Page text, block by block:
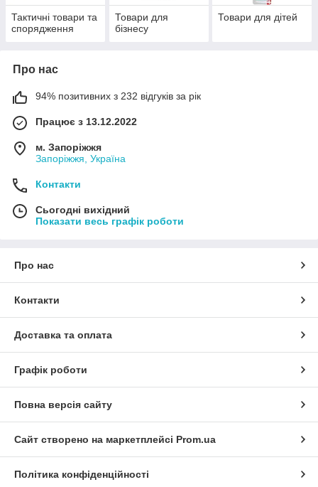
Тактичні товари та
спорядження
Товари для
бізнесу
Товари для дітей
Про нас
94% позитивних з 232 відгуків за рік
Працює з 13.12.2022
м. Запоріжжя
Запоріжжя, Україна
Контакти
Сьогодні вихідний
Показати весь графік роботи
Про нас
Контакти
Доставка та оплата
Графік роботи
Повна версія сайту
Сайт створено на маркетплейсі Prom.ua
Політика конфіденційності